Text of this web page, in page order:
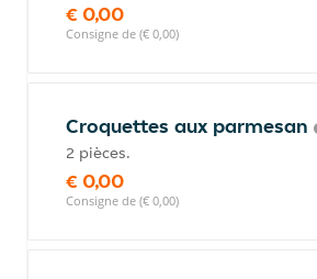
€ 0,00
Consigne de (€ 0,00)
Croquettes aux parmesan
2 pièces.
€ 0,00
Consigne de (€ 0,00)